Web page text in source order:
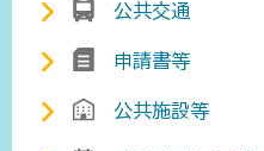
公共交通
申請書等
公共施設等